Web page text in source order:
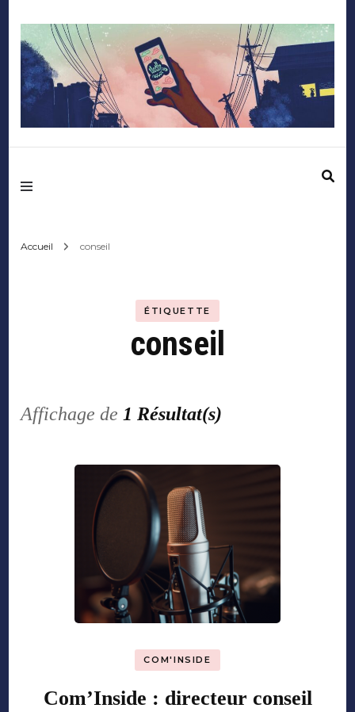
Mediafactory – Le
d'Audencia
Accueil conseil
ÉTIQUETTE
conseil
Affichage de 1 Résultat(s)
COM'INSIDE
Com’Inside : directeur conseil